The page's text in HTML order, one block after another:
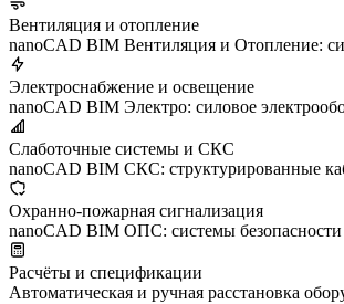
Вентиляция и отопление
nanoCAD BIM Вентиляция и Отопление:
Электроснабжение и освещение
nanoCAD BIM Электро: силовое
Слаботочные системы и СКС
nanoCAD BIM СКС: структурированные
Охранно-пожарная сигнализация
nanoCAD BIM ОПС: системы
Расчёты и спецификации
Автоматическая и ручная расстановка